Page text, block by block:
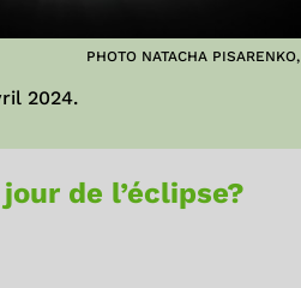
PHOTO NATACHA
2024.
de l’éclipse?